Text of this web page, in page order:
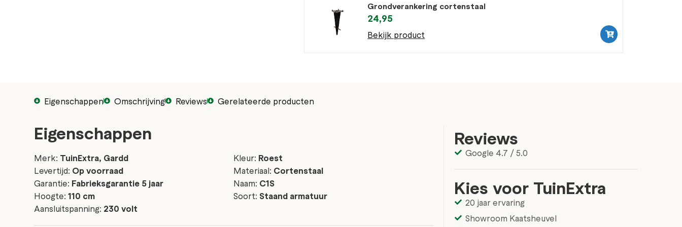
Grondverankering cortenstaal
24,95
Bekijk product
Eigenschappen Omschrijving Reviews Gerelateerde producten
Eigenschappen
Merk: TuinExtra, Gardd
Levertijd: Op voorraad
Garantie: Fabrieksgarantie 5 jaar
Hoogte:110 cm
Aansluitspanning: 230 volt
Kleur: Roest
Materiaal: Cortenstaal
Naam: C1S
Soort: Staand armatuur
Reviews
Google 4.7 / 5.0
Kies voor TuinExtra
20 jaar ervaring
Showroom Kaatsheuvel